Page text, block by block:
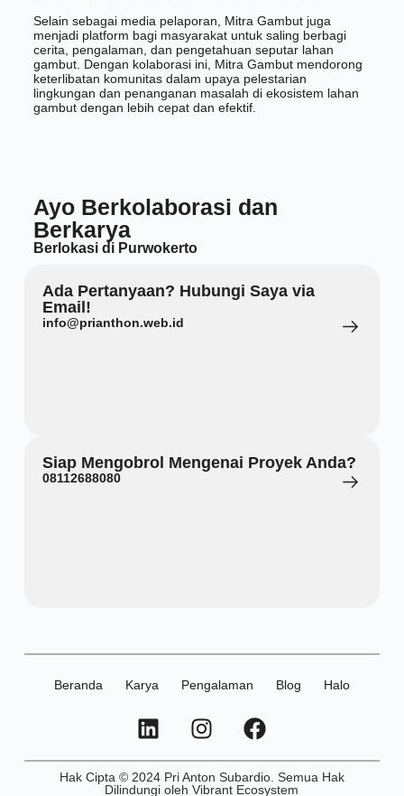
Selain sebagai media pelaporan, Mitra Gambut juga
menjadi platform bagi masyarakat untuk saling berbagi
cerita, pengalaman, dan pengetahuan seputar lahan
gambut. Dengan kolaborasi ini, Mitra Gambut mendorong
keterlibatan komunitas dalam upaya pelestarian
lingkungan dan penanganan masalah di ekosistem lahan
gambut dengan lebih cepat dan efektif.
Ayo Berkolaborasi dan
Berkarya
Berlokasi di Purwokerto
Ada Pertanyaan? Hubungi Saya via
Email!
info@prianthon.web.id
Siap Mengobrol Mengenai Proyek Anda?
08112688080
Beranda Karya Pengalaman Blog Halo
Hak Cipta © 2024 Pri Anton Subardio. Semua Hak
Dilindungi oleh Vibrant Ecosystem